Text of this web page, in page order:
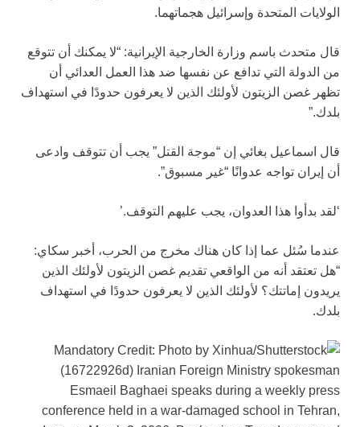
الولايات المتحدة وإسرائيل هجماتهما.
قال متحدث باسم وزارة الخارجية الإيرانية: “لا يمكنك أن تتوقع
من الدولة التي تدافع عن نفسها ضد هذا العمل العدائي أن
تظهر غصن الزيتون لأولئك الذين لا يعرفون حدودًا في استهداف
بلدك.”
قال اسماعيل بغائي إن “موجة القتل” يجب أن تتوقف وادعى
أن إيران تواجه عدوانًا “غير مسبوق”.
‘لقد بدأوا هذا العدوان، يجب عليهم التوقف.’
عندما سُئل عما إذا كان هناك مخرج من الحرب، أخبر سكاي:
“هل تعتقد أنه من الواقعي تقديم غصن الزيتون لأولئك الذين
يريدون إماتتك؟ لأولئك الذين لا يعرفون حدودًا في استهداف
بلدك.